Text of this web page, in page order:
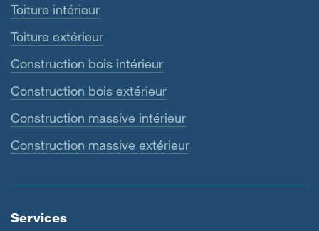
Toiture intérieur
Toiture extérieur
Construction bois intérieur
Construction bois extérieur
Construction massive intérieur
Construction massive extérieur
Services